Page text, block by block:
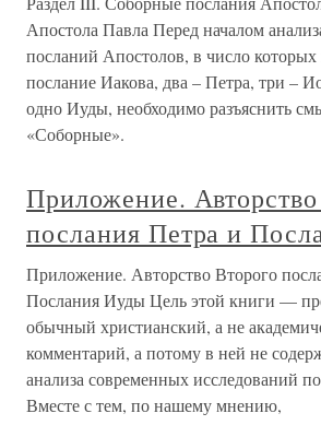
Апостола Павла Перед началом
посланий Апостолов, в число которых
послание Иакова, два – Петра, три –
одно Иуды, необходимо разъяснить
«Соборные».
Приложение.
послания Петра и
Приложение. Авторство Второго
Послания Иуды Цель этой книги —
обычный христианский, а не
комментарий, а потому в ней не
анализа современных исследований
Вместе с тем, по нашему мнению,